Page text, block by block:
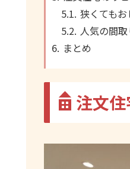
狭くてもお
人気の間取
まとめ
注文